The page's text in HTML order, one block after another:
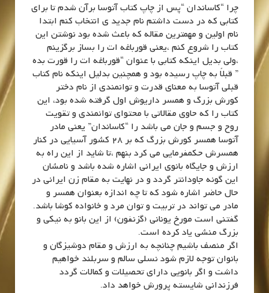
چرا “کاساندان “پس از چاپ کتاب آتوسا برآن شدم تا برای
کتابی که در دست داشتم نام جدید ی انتخاب کنم ابتدا
نام اولین و مهمترین مقاله که باعث شده بود نوشتن این
کتاب را شروع کنم ،یعنی قورباغه ات را بساز برگزینم
،ولی بدیل اینکه کتابی با عنوان “قورباغه ات را قورت بده
” قبلاً به چاپ رسیده بود و همچنین بدلیل اینکه نام کتاب
قبلی آتوسا به معنای قدرت و توانمندی از نام دختر
کورش بزرگ و همسر داریوش اول گرفته شده بود، این
کتاب را که حاوی مقالاتی با محتوای توانمندی و تقویت
روح و جسم و جان می باشد را “کاساندان” یعنی مادر
آتوسا همسر کورش بزرگ که بر 28 کشور آسیایی در کنار
همسرش حکمفرمایی می کرد بنهم ،تا شاید از این راه به
ارزش و جایگاه بانوی ایرانی اشاره شده باشد و نامشان
این گونه جاودانتر گردد و در نهایت به مقام زن ایرانی در
حال حاضر اشاره شود که تا چه اندازه بعنوان همسر و
مادر می تواند در تربیت و توان مرد و خانواده کوشا باشد.
گفتنی است مورخ یونانی (گزنفون) از این بانو به نیکی و
بزرگ منشی یاد کرده است.
اگر منصف باشیم چنانچه به ارزش و مقام دوشیزگان و
بانوان توجه لازم شود نسلی سالم و سربلند خواهیم
داشت و اگر بانویی دارای تحصیلات و کمالات گردد
فرزندانی شایسته پرورش خواهد داد.